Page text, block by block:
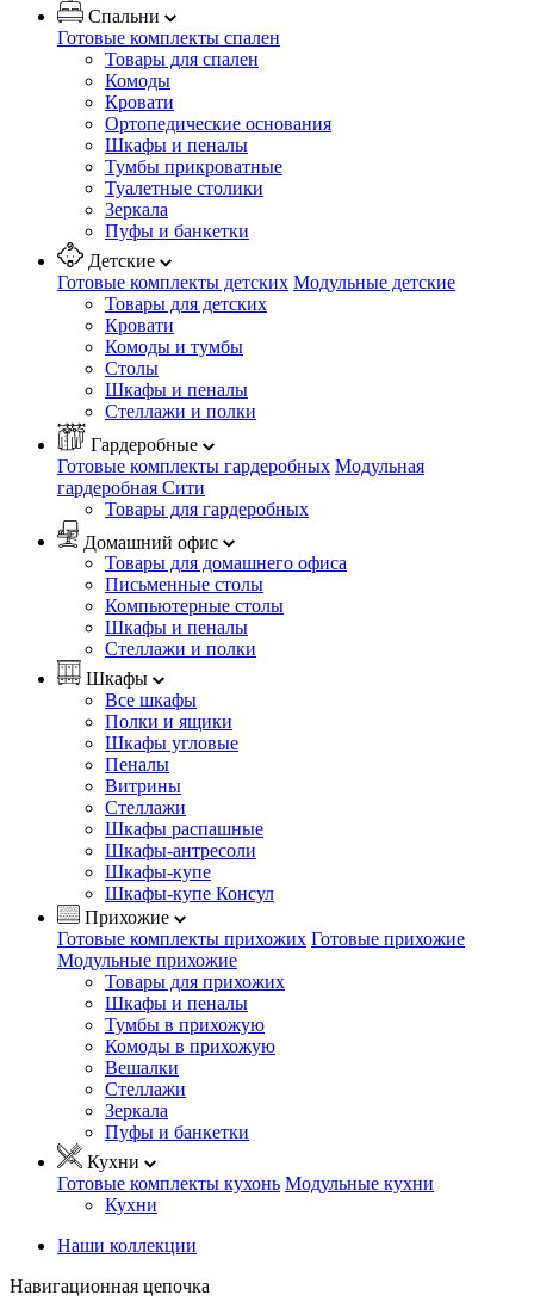
Спальни
Готовые комплекты спален
Товары для спален
Комоды
Кровати
Ортопедические основания
Шкафы и пеналы
Тумбы прикроватные
Туалетные столики
Зеркала
Пуфы и банкетки
Детские
Готовые комплекты детских Модульные детские
Товары для детских
Кровати
Комоды и тумбы
Столы
Шкафы и пеналы
Стеллажи и полки
Гардеробные
Готовые комплекты гардеробных Модульная
гардеробная Сити
Товары для гардеробных
Домашний офис
Товары для домашнего офиса
Письменные столы
Компьютерные столы
Шкафы и пеналы
Стеллажи и полки
Шкафы
Все шкафы
Полки и ящики
Шкафы угловые
Пеналы
Витрины
Стеллажи
Шкафы распашные
Шкафы-антресоли
Шкафы-купе
Шкафы-купе Консул
Прихожие
Готовые комплекты прихожих Готовые прихожие
Модульные прихожие
Товары для прихожих
Шкафы и пеналы
Тумбы в прихожую
Комоды в прихожую
Вешалки
Стеллажи
Зеркала
Пуфы и банкетки
Кухни
Готовые комплекты кухонь Модульные кухни
Кухни
Наши коллекции
Навигационная цепочка